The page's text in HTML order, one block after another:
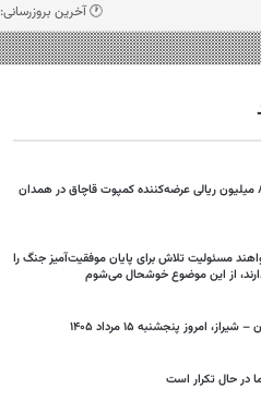
🕐 آخرین بروزرسانی: 09:15
محکومیت ۸۷۸ میلیون ریالی عرضه‌کننده کمپوت قاچاق در همدان
مسئولیت تلاش برای پایان موفقیت‌آمیز جنگ را
از این موضوع خوشحال می‌شوم
امروز پنجشنبه ۱۵ مرداد ۱۴۰۵
در حال تکرار است